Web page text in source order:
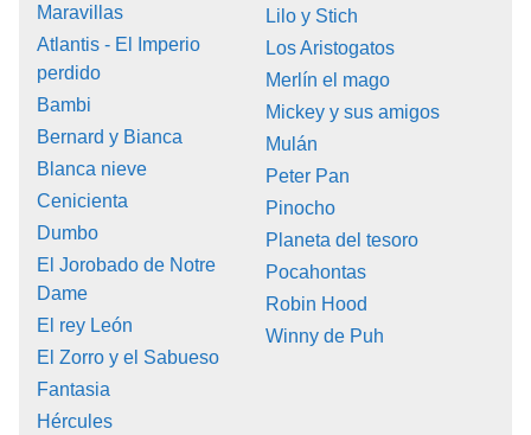
Maravillas
Atlantis - El Imperio
perdido
Bambi
Bernard y Bianca
Blanca nieve
Cenicienta
Dumbo
El Jorobado de Notre
Dame
El rey León
El Zorro y el Sabueso
Fantasia
Hércules
Lilo y Stich
Los Aristogatos
Merlín el mago
Mickey y sus amigos
Mulán
Peter Pan
Pinocho
Planeta del tesoro
Pocahontas
Robin Hood
Winny de Puh